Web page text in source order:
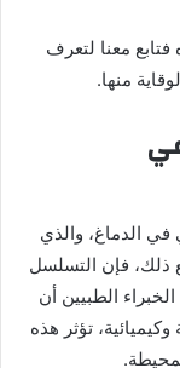
معنا لتعرف
منها.
الدماغ، والذي
ذلك، فإن التسلسل
الطبيين أن
تؤثر هذه